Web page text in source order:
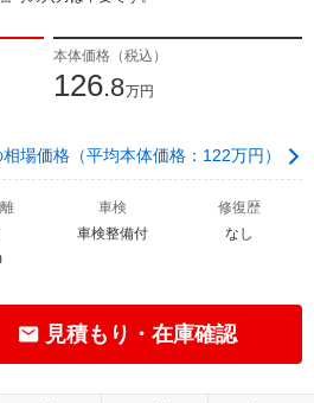
本体価格（税込）
126.8万円
場価格（平均本体価格：122万円）
車検
車検整備付
修復歴
なし
見積もり・在庫確認